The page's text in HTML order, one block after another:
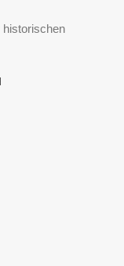
historischen